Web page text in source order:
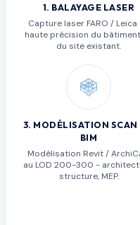
1. BALAYAGE LASER
Capture laser FARO / Leica
haute précision du
du site existant.
3. MODÉLISATION SCAN
BIM
Modélisation Revit /
au LOD 200-300 -
structure, MEP.